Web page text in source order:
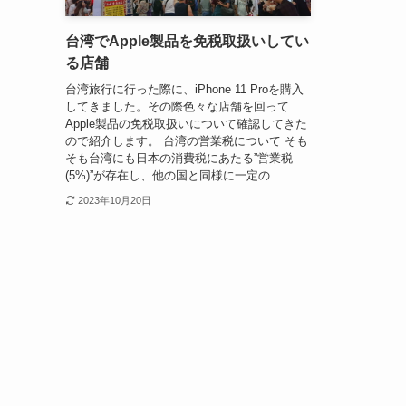
台湾でApple製品を免税取扱いしてい
る店舗
台湾旅行に行った際に、iPhone 11 Proを購入
してきました。その際色々な店舗を回って
Apple製品の免税取扱いについて確認してきた
ので紹介します。 台湾の営業税について そも
そも台湾にも日本の消費税にあたる”営業税
(5%)”が存在し、他の国と同様に一定の...
2023年10月20日